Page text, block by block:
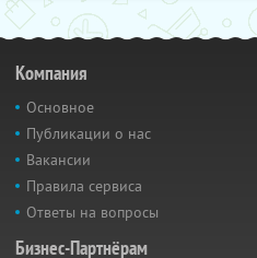
Компания
Основное
Публикации о нас
Вакансии
Правила сервиса
Ответы на вопросы
Бизнес-Партнёрам